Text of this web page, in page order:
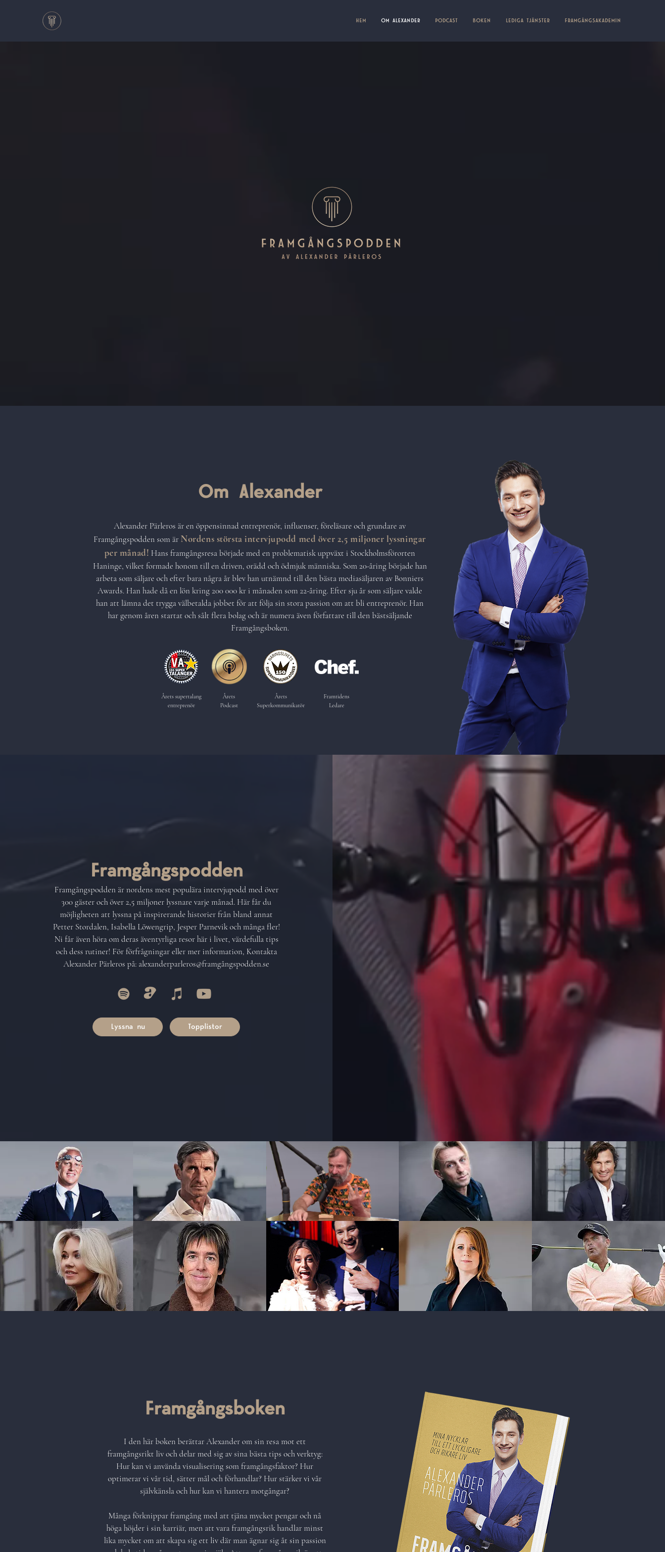
HEM (current)OM ALEXANDER PODCAST BOKEN LEDIGA TJÄNSTER FRAMGÅNGSAKADEMIN
Om Alexander
Alexander Pärleros är en öppensinnad entreprenör, influenser, föreläsare och grundare av
Framgångspodden som är Nordens största intervjupodd med över 2,5 miljoner lyssningar
per månad! Hans framgångsresa började med en problematisk uppväxt i Stockholmsförorten
Haninge, vilket formade honom till en driven, orädd och ödmjuk människa. Som 20-åring började han
arbeta som säljare och efter bara några år blev han utnämnd till den bästa mediasäljaren av Bonniers
Awards. Han hade då en lön kring 200 000 kr i månaden som 22-åring. Efter sju år som säljare valde
han att lämna det trygga välbetalda jobbet för att följa sin stora passion om att bli entreprenör. Han
har genom åren startat och sålt flera bolag och är numera även författare till den bästsäljande
Framgångsboken.
Årets supertalang
entreprenör
Årets
Podcast
Årets
Superkommunikatör
Framtidens
Ledare
Framgångspodden
Framgångspodden är nordens mest populära intervjupodd med över
300 gäster och över 2,5 miljoner lyssnare varje månad. Här får du
möjligheten att lyssna på inspirerande historier från bland annat
Petter Stordalen, Isabella Löwengrip, Jesper Parnevik och många fler!
Ni får även höra om deras äventyrliga resor här i livet, värdefulla tips
och dess rutiner! För förfrågningar eller mer information, Kontakta
Alexander Pärleros på: alexanderparleros@framgångspodden.se
Lyssna nu Topplistor
Framgångsboken
I den här boken berättar Alexander om sin resa mot ett
framgångsrikt liv och delar med sig av sina bästa tips och verktyg:
Hur kan vi använda visualisering som framgångsfaktor? Hur
optimerar vi vår tid, sätter mål och förhandlar? Hur stärker vi vår
självkänsla och hur kan vi hantera motgångar?
Många förknippar framgång med att tjäna mycket pengar och nå
höga höjder i sin karriär, men att vara framgångsrik handlar minst
lika mycket om att skapa sig ett liv där man ägnar sig åt sin passion